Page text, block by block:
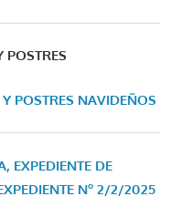
POSTRES
POSTRES NAVIDEÑOS
EXPEDIENTE DE
Nº 2/2/2025